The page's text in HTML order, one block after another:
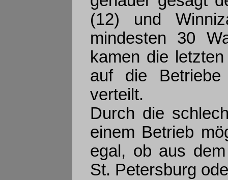
(12) und
mindesten 30
kamen die
auf die
verteilt.
Durch die
einem Betrieb
egal, ob aus
St. Petersburg